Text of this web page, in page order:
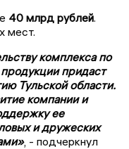
40 млрд рублей.
мест.
комплекса по
придаст
Тульской области.
компании и
ее
и дружеских
, - подчеркнул